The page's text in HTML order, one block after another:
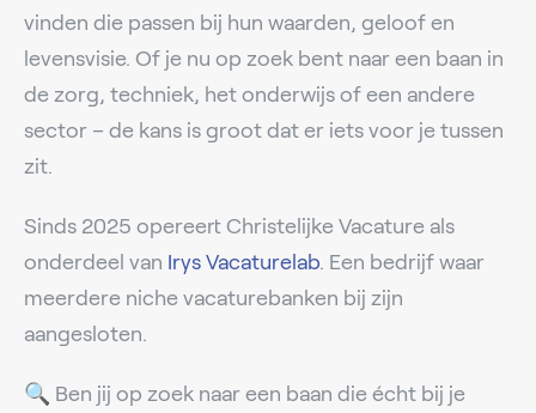
vinden die passen bij hun waarden, geloof en
levensvisie. Of je nu op zoek bent naar een baan in
de zorg, techniek, het onderwijs of een andere
sector – de kans is groot dat er iets voor je tussen
zit.
Sinds 2025 opereert Christelijke Vacature als
onderdeel van Irys Vacaturelab. Een bedrijf waar
meerdere niche vacaturebanken bij zijn
aangesloten.
🔍 Ben jij op zoek naar een baan die écht bij je